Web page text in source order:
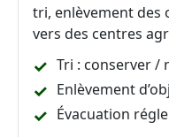
tri, enlèvement des
vers des centres
Tri : conserver /
Enlèvement
Évacuation